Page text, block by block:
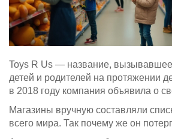
Toys R Us — название,
детей и родителей на протяжении
в 2018 году компания объявила о
Магазины вручную составляли
всего мира. Так почему же он